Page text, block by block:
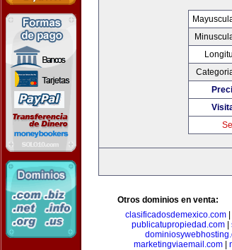
Otros dominios en venta:
clasificadosdemexico.com|
publicatupropiedad.com
marketingviaemail.com|